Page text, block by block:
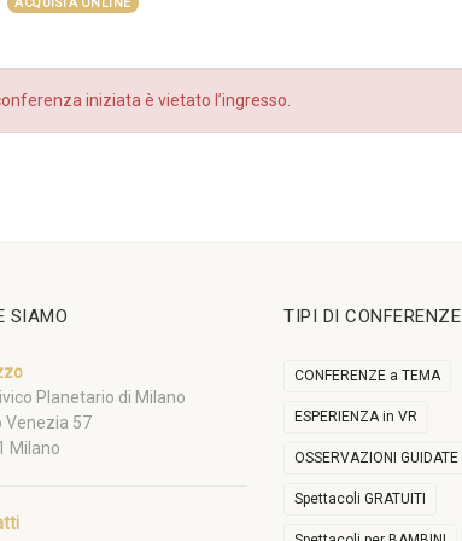
ACQUISTA ONLINE
iniziata è vietato l’ingresso.
SIAMO
Planetario di Milano
Venezia 57
Milano
TIPI DI CONFERENZE
CONFERENZE a TEMA
ESPERIENZA in VR
OSSERVAZIONI GUIDATE
Spettacoli GRATUITI